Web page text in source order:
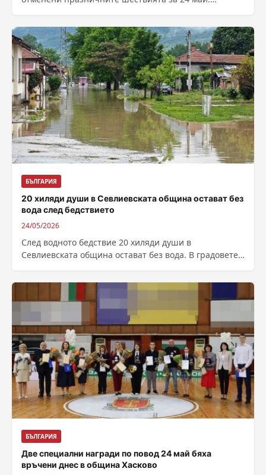
Стражица. Река...
БЪЛГАРИЯ
20 хиляди души в Севлиевската община остават без
вода след бедствието
24/05/2026
След водното бедствие 20 хиляди души в
Севлиевската община остават без вода. В градовете
БЪЛГАРИЯ
Две специални награди по повод 24 май бяха
връчени днес в община Хасково